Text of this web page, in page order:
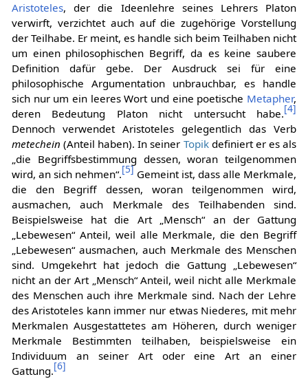
Aristoteles, der die Ideenlehre seines Lehrers Platon
verwirft, verzichtet auch auf die zugehörige Vorstellung
der Teilhabe. Er meint, es handle sich beim Teilhaben nicht
um einen philosophischen Begriff, da es keine saubere
Definition dafür gebe. Der Ausdruck sei für eine
philosophische Argumentation unbrauchbar, es handle
sich nur um ein leeres Wort und eine poetische Metapher,
deren Bedeutung Platon nicht untersucht habe.[4]
Dennoch verwendet Aristoteles gelegentlich das Verb
metechein (Anteil haben). In seiner Topikdefiniert er es als
„die Begriffsbestimmung dessen, woran teilgenommen
wird, an sich nehmen“.[5] Gemeint ist, dass alle Merkmale,
die den Begriff dessen, woran teilgenommen wird,
ausmachen, auch Merkmale des Teilhabenden sind.
Beispielsweise hat die Art „Mensch“ an der Gattung
„Lebewesen“ Anteil, weil alle Merkmale, die den Begriff
„Lebewesen“ ausmachen, auch Merkmale des Menschen
sind. Umgekehrt hat jedoch die Gattung „Lebewesen“
nicht an der Art „Mensch“ Anteil, weil nicht alle Merkmale
des Menschen auch ihre Merkmale sind. Nach der Lehre
des Aristoteles kann immer nur etwas Niederes, mit mehr
Merkmalen Ausgestattetes am Höheren, durch weniger
Merkmale Bestimmten teilhaben, beispielsweise ein
Individuum an seiner Art oder eine Art an einer
Gattung.[6]